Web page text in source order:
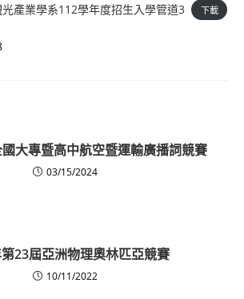
產業學系112學年度招生入學管道3 下載
大專暨高中航空暨運輸廣播詞競賽
03/15/2024
23屆亞洲物理奧林匹亞競賽
10/11/2022